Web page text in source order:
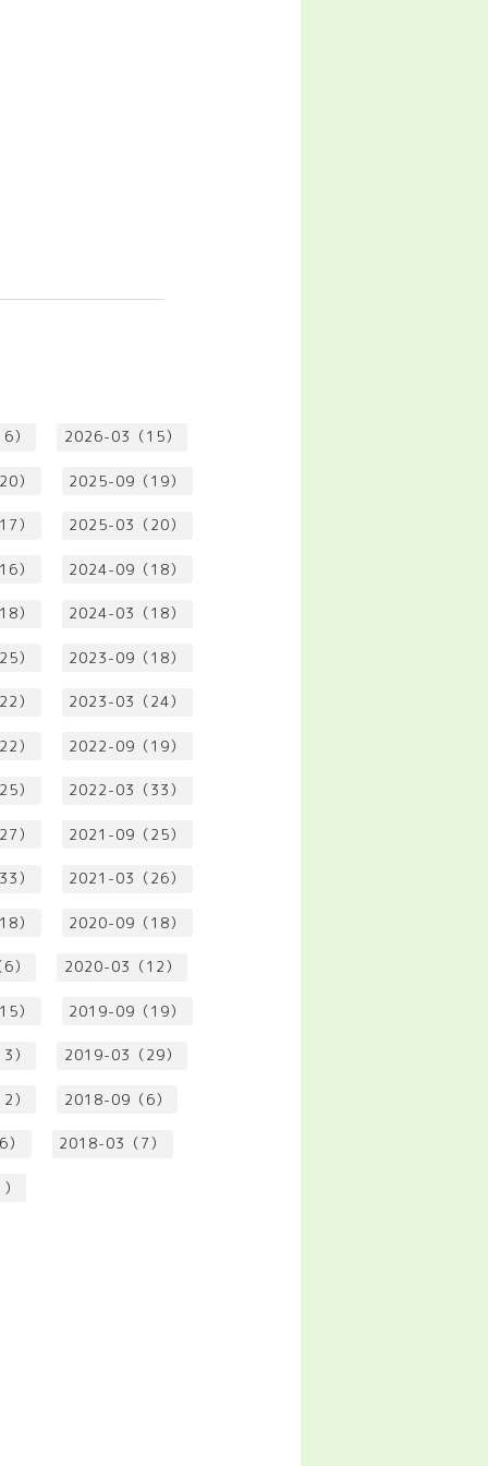
） 2026-03（15）
） 2025-09（19）
） 2025-03（20）
） 2024-09（18）
） 2024-03（18）
） 2023-09（18）
） 2023-03（24）
） 2022-09（19）
） 2022-03（33）
） 2021-09（25）
） 2021-03（26）
） 2020-09（18）
） 2020-03（12）
） 2019-09（19）
） 2019-03（29）
） 2018-09（6）
2018-03（7）